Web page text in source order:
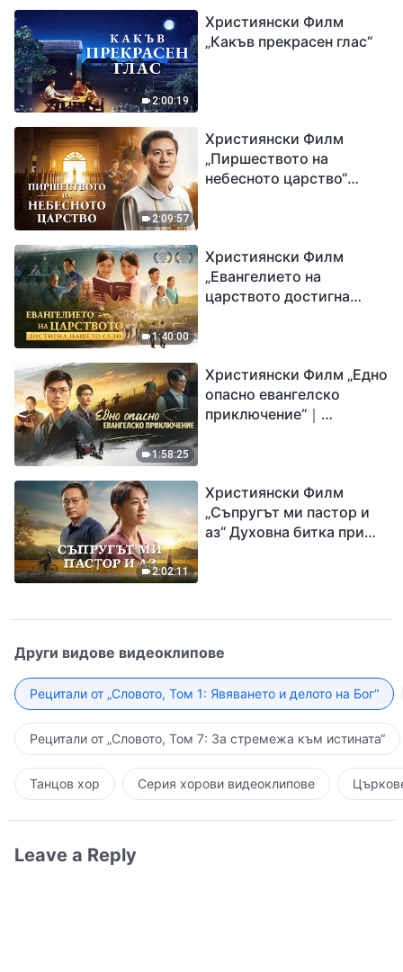
2:00:19
Християнски Филм
„Какъв прекрасен глас“
2:09:57
Християнски Филм
„Пиршеството на
небесното царство“
1:40:00
Християнски Филм
„Евангелието на
царството достигна
1:58:25
Християнски Филм „Едно
опасно евангелско
приключение“｜
Исус
2:02:11
Християнски Филм
„Съпругът ми пастор и
аз“ Духовна битка при
Други видове видеоклипове
Рецитали от „Словото, Том 1: Явяването и делото на Бог“
Рецитали от „Словото, Том 7: За стремежа към истината“
Танцов хор Серия хорови видеоклипове
Leave a Reply